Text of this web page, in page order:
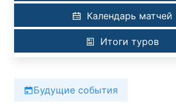
Календарь матчей
Итоги туров
Будущие события